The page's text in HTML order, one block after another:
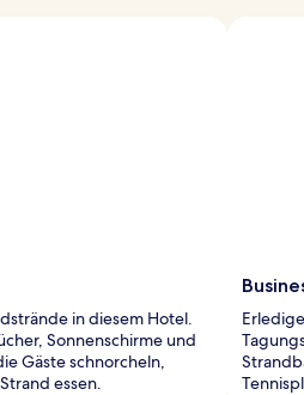
in diesem Hotel.
Sonnenschirme und
Gäste schnorcheln,
essen.